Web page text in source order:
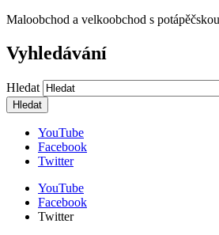
Maloobchod a velkoobchod s
Vyhledávání
Hledat
YouTube
Facebook
Twitter
YouTube
Facebook
Twitter